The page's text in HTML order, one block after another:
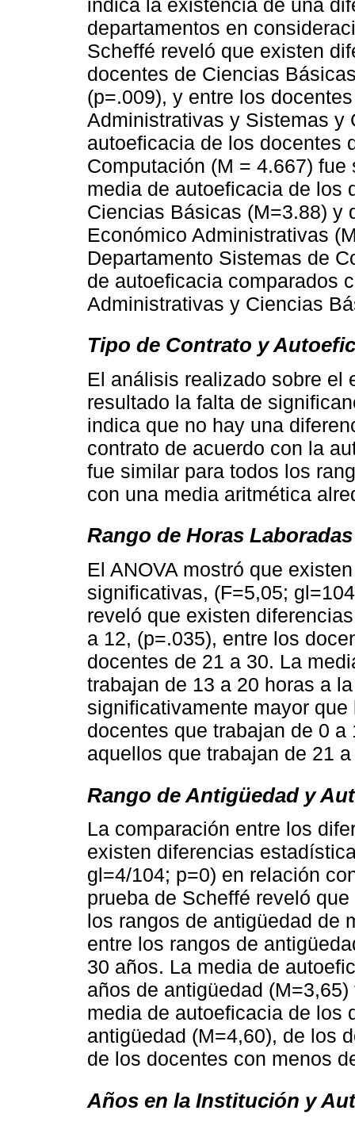
departamentos en
Scheffé reveló que existen
docentes de Ciencias
(p=.009), y entre los
Administrativas y Sistemas y
autoeficacia de los docentes
Computación (M = 4.667)
media de autoeficacia de los
Ciencias Básicas (M=3.88) y
Económico Administrativas
Departamento Sistemas de
de autoeficacia comparados
Administrativas y Ciencias
Tipo de Contrato y
El análisis realizado sobre el
resultado la falta de
indica que no hay una
contrato de acuerdo con la
fue similar para todos los
con una media aritmética
Rango de Horas
El ANOVA mostró que
significativas, (F=5,05;
reveló que existen
a 12, (p=.035), entre los
docentes de 21 a 30. La
trabajan de 13 a 20 horas a
significativamente mayor
docentes que trabajan de 0
aquellos que trabajan de 21
Rango de Antigüedad y
La comparación entre los
existen diferencias
gl=4/104; p=0) en relación
prueba de Scheffé reveló
los rangos de antigüedad de
entre los rangos de
30 años. La media de
años de antigüedad
media de autoeficacia de los
antigüedad (M=4,60), de los
de los docentes con menos
Años en la Institución y